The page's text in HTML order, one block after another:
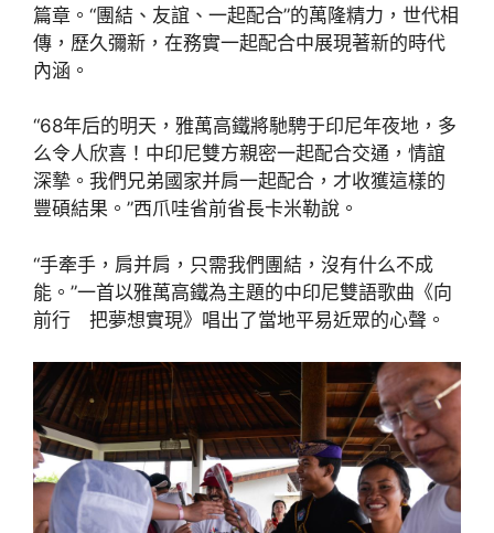
篇章。“團結、友誼、一起配合”的萬隆精力，世代相
傳，歷久彌新，在務實一起配合中展現著新的時代
內涵。
“68年后的明天，雅萬高鐵將馳騁于印尼年夜地，多
么令人欣喜！中印尼雙方親密一起配合交通，情誼
深摯。我們兄弟國家并肩一起配合，才收獲這樣的
豐碩結果。”西爪哇省前省長卡米勒說。
“手牽手，肩并肩，只需我們團結，沒有什么不成
能。”一首以雅萬高鐵為主題的中印尼雙語歌曲《向
前行 把夢想實現》唱出了當地平易近眾的心聲。